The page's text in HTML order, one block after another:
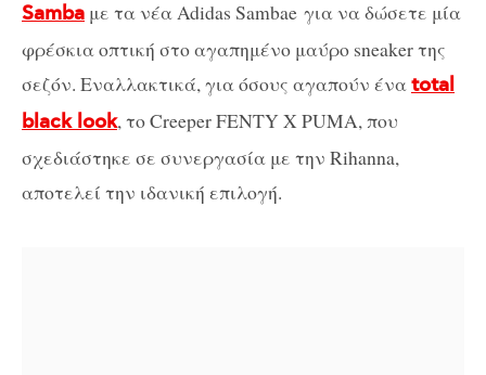
Samba με τα νέα Adidas Sambae για να δώσετε μία
φρέσκια οπτική στο αγαπημένο μαύρο sneaker της
σεζόν. Εναλλακτικά, για όσους αγαπούν έναtotal
black look, το Creeper FENTY X PUMA, που
σχεδιάστηκε σε συνεργασία με την Rihanna,
αποτελεί την ιδανική επιλογή.